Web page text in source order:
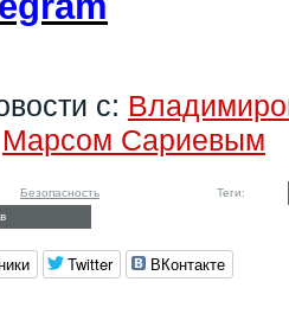
с:
Марсом Сариевым
Безопасность
Теги:
Twitter ВКонтакте